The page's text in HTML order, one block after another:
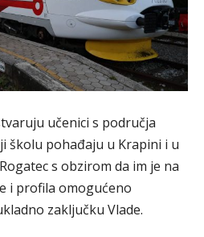
učenici s područja
školu pohađaju u Krapini i u
s obzirom da im je na
i profila omogućeno
zaključku Vlade.